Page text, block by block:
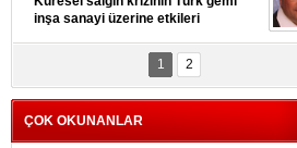
inşa sanayi üzerine etkileri
Kpt. MESUT AZMİ GÖKSOY
ithafen...
1 2
ÇOK OKUNANLAR